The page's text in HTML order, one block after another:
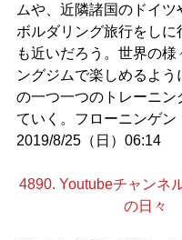
ムや、近隣諸国のドイツ
ボルダリング旅行をしに
も近いだろう。世界の様
ングジムで楽しめるよう
の一つ一つのトレーニン
ていく。フローニンゲン
2019/8/25（日）06:14
4890. Youtubeチャンネ
の日々